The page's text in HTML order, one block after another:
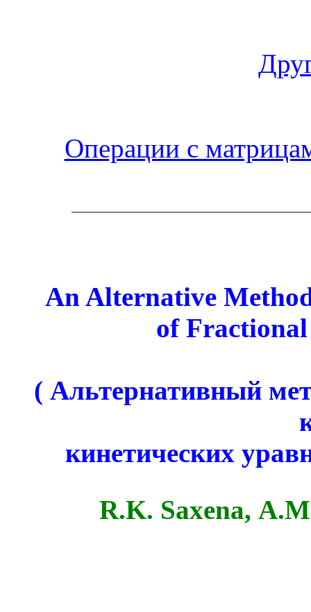
Операции с
An Alternative
of Fractional
( Альтернативный
кинетических
R.K. Saxena, A.M